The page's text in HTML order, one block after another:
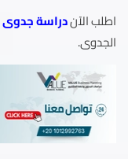
اطلب الآندراسة جدوى
الجدوى.